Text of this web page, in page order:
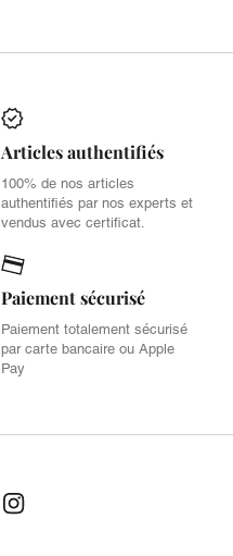
Articles authentifiés
100% de nos articles
authentifiés par nos experts et
vendus avec certificat.
Paiement sécurisé
Paiement totalement sécurisé
par carte bancaire ou Apple
Pay